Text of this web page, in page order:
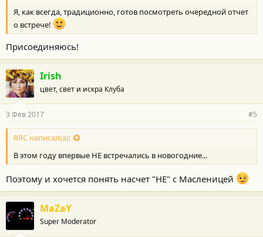
и
:
Я, как всегда, традиционно, готов посмотреть очередной отчет
о встрече!
Присоединяюсь!
Irish
цвет, свет и искра Клуба
3 Фев 2017 #5
RRC написал(а):
В этом году впервые НЕ встречались в новогодние...
Поэтому и хочется понять насчет "НЕ" с Масленицей
MaZaY
Super Moderator